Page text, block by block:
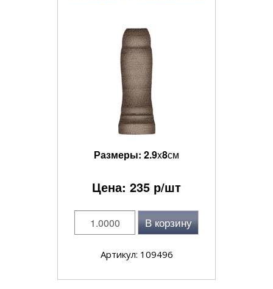
Размеры: 2.9x8см
Цена: 235 р/шт
В корзину
Артикул: 109496